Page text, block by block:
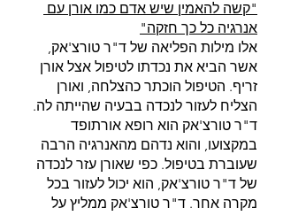
"קשה להאמין שיש אדם כמו אורן עם
אנרגיה כל כך חזקה"
אלו מילות הפליאה של ד"ר טורצ'אק,
אשר הביא את נכדתו לטיפול אצל אורן
זריף. הטיפול הוכתר כהצלחה, ואורן
הצליח לעזור לנכדה בבעיה שהייתה לה.
ד"ר טורצ'אק הוא רופא אורתופד
במקצועו, והוא נדהם מהאנרגיה הרבה
שעוברת בטיפול. כפי שאורן עזר לנכדה
של ד"ר טורצ'אק, הוא יכול לעזור בכל
מקרה אחר. ד"ר טורצ'אק ממליץ על